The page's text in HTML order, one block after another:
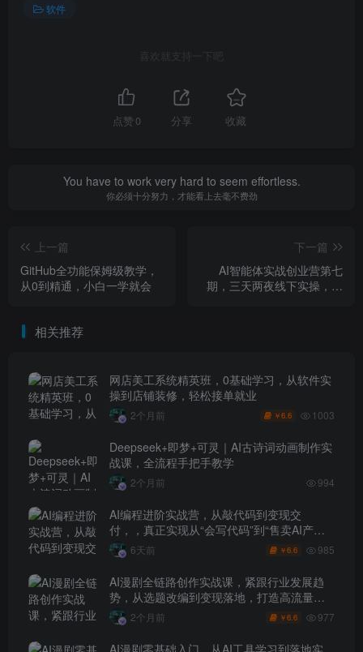
软件
喜欢就支持一下吧
点赞 0 分享 收藏
You have to work very hard to seem effortless.
你必须十分努力，才能看上去毫不费劲
上一篇
GitHub全功能保姆级教学，
从0到精通，小白一学就会
下一篇
AI智能体实战创业营第七
期，三天两夜线下实操，企
相关推荐
网店美工系统精英班，0基础学习，从软件实
操到店铺装修，轻松接单就业
2个月前 ￥6.6 1003
Deepseek+即梦+可灵｜AI古诗词动画制作实
战课，全流程手把手教学
2个月前 994
AI编程进阶实战营，从敲代码到变现交
付，，真正实现从“会写代码”到“售卖AI产品
盈利”的跨越
6天前 ￥6.6 985
AI漫剧全链路创作实战课，紧跟行业发展趋
势，从选题改编到变现落地，打造高流量优
质作品2个月前 ￥6.6 977
AI漫剧零基础入门，从AI工具学习到落地实